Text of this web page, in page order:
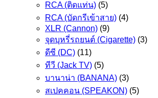
RCA (ติดแท่น) (5)
RCA (บัดกรีเข้าสาย) (4)
XLR (Cannon) (9)
จุดบุหรี่รถยนต์ (Cigarette) (3)
ดีซี (DC) (11)
ทีวี (Jack TV) (5)
บานาน่า (BANANA) (3)
สเปคคอน (SPEAKON) (5)